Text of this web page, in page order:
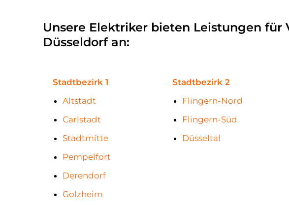
Unsere Elektriker bieten Leistungen
Düsseldorf an:
Stadtbezirk 1
Altstadt
Carlstadt
Stadtmitte
Pempelfort
Derendorf
Golzheim
Stadtbezirk 2
Flingern-Nord
Flingern-Süd
Düsseltal